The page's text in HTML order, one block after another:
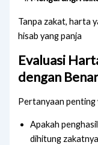
Tanpa zakat, harta
hisab yang panja
Evaluasi
dengan
Pertanyaan penting
Apakah
dihitung